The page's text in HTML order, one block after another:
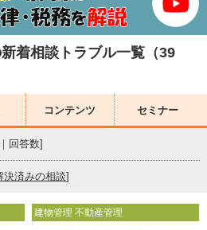
着相談トラブル一覧（39
コンテンツ セミナー
回答数]
決済みの相談]
建物管理 不動産管理